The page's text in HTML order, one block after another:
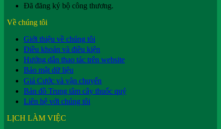
Đã đăng ký bộ công thương.
Về chúng tôi
Giới thiệu về chúng tôi
Điều khoản và điều kiện
Hướng dẫn thao tác trên website
Bảo mật dữ liệu
Giá Cước và vận chuyển
Bản đồ Trung tâm cây thuốc quý
Liên hệ với chúng tôi
LỊCH LÀM VIỆC